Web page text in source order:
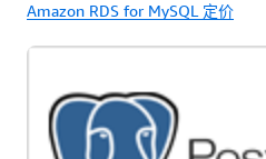
Amazon RDS for MySQL 定价